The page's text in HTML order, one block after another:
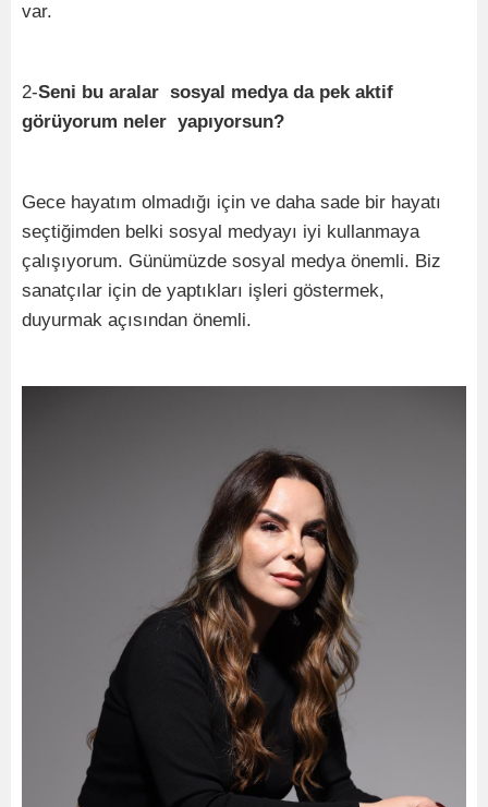
var.
2-Seni bu aralar sosyal medya da pek aktif
görüyorum neler yapıyorsun?
Gece hayatım olmadığı için ve daha sade bir hayatı
seçtiğimden belki sosyal medyayı iyi kullanmaya
çalışıyorum. Günümüzde sosyal medya önemli. Biz
sanatçılar için de yaptıkları işleri göstermek,
duyurmak açısından önemli.